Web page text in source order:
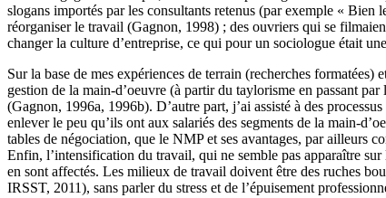
slogans importés par les consultants retenus (par exemple «
réorganiser le travail (Gagnon, 1998) ; des ouvriers qui se
changer la culture d’entreprise, ce qui pour un sociologue était
Sur la base de mes expériences de terrain (recherches
gestion de la main-d’oeuvre (à partir du taylorisme en passant
(Gagnon, 1996a, 1996b). D’autre part, j’ai assisté à des
enlever le peu qu’ils ont aux salariés des segments de la main-
tables de négociation, que le NMP et ses avantages, par ailleurs
Enfin, l’intensification du travail, qui ne semble pas apparaître
en sont affectés. Les milieux de travail doivent être des ruches
IRSST, 2011), sans parler du stress et de l’épuisement